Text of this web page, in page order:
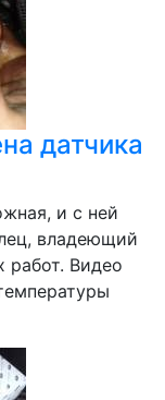
датчика
и с ней
владеющий
работ. Видео